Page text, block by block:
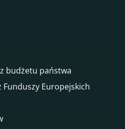
budżetu państwa
Europejskich